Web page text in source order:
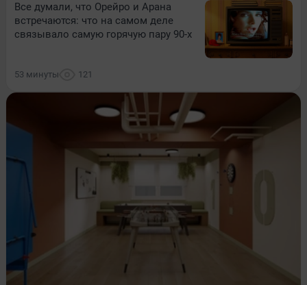
Все думали, что Орейро и Арана
встречаются: что на самом деле
связывало самую горячую пару 90-х
53 минуты 121